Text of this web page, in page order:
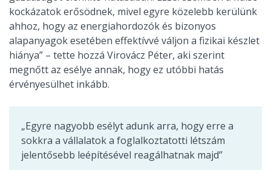
kockázatok erősödnek, mivel egyre közelebb kerülünk
ahhoz, hogy az energiahordozók és bizonyos
alapanyagok esetében effektívvé váljon a fizikai készlet
hiánya” – tette hozzá Virovácz Péter, aki szerint
megnőtt az esélye annak, hogy ez utóbbi hatás
érvényesülhet inkább.
„Egyre nagyobb esélyt adunk arra, hogy erre a
sokkra a vállalatok a foglalkoztatotti létszám
jelentősebb leépítésével reagálhatnak majd”